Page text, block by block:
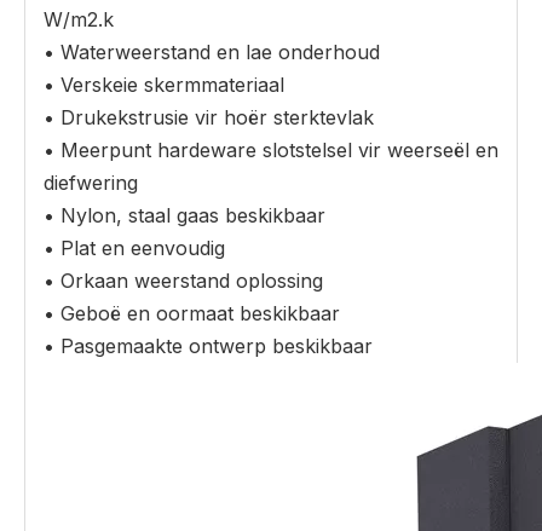
W/m2.k
• Waterweerstand en lae onderhoud
• Verskeie skermmateriaal
• Drukekstrusie vir hoër sterktevlak
• Meerpunt hardeware slotstelsel vir weerseël en
diefwering
• Nylon, staal gaas beskikbaar
• Plat en eenvoudig
• Orkaan weerstand oplossing
• Geboë en oormaat beskikbaar
• Pasgemaakte ontwerp beskikbaar